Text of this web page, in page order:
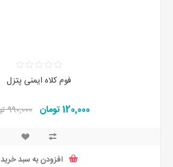
فوم کلاه ایمنی پتزل
120,000 تومان 990,000 تومان
افزودن به سبد خرید